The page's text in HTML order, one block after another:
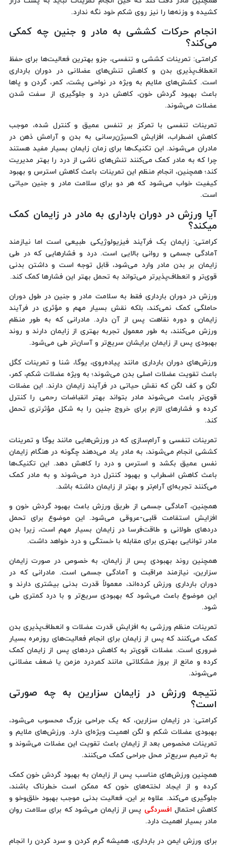
کشیده و وزنه‌ها را نیز روی شکم خود نگه ندارد.
انجام حرکات کششی به مادر و جنین چه کمکی
می‌کند؟
کرامتی: تمرینات کششی و تنفسی، جزو بهترین فعالیت‌ها برای حفظ
انعطاف‌پذیری بدن و کاهش تنش‌های عضلانی در دوران بارداری
است. کشش‌های ملایم به ویژه در نواحی پشت، کمر، گردن و پاها
باعث بهبود گردش خون، کاهش درد و جلوگیری از سفت شدن
عضلات می‌شوند.
تمرینات تنفسی با تمرکز بر تنفس عمیق و کنترل شده، موجب
کاهش اضطراب، افزایش اکسیژن‌رسانی به بدن و آرامش ذهن در
مادران می‌شوند. این تکنیک‌ها برای زمان زایمان بسیار مفید هستند
چرا که به مادر کمک می‌کنند تنش‌های ناشی از درد را بهتر مدیریت
کند؛ همچنین، انجام منظم این تمرینات باعث کاهش استرس و بهبود
کیفیت خواب می‌شود که هر دو برای سلامت مادر و جنین حیاتی
است.
آیا ورزش در دوران بارداری به مادر در زایمان کمک
میکند؟
کرامتی: زایمان یک فرآیند فیزیولوژیکی طبیعی است اما نیازمند
آمادگی جسمی و روانی بالایی است. درد و فشارهایی که در طی
زایمان بر بدن مادر وارد می‌شود، قابل توجه است و داشتن بدنی
قوی‌تر و انعطاف‌پذیرتر می‌تواند به تحمل بهتر این فشارها کمک کند.
ورزش در دوران بارداری فقط به سلامت مادر و جنین در طول دوران
حاملگی کمک نمی‌کند، بلکه نقش بسیار مهم و مؤثری در فرآیند
زایمان و دوره نقاهت پس از آن دارد. مادرانی که به طور منظم
ورزش می‌کنند، به طور معمول تجربه بهتری از زایمان دارند و روند
بهبودی پس از زایمان برایشان سریع‌تر و آسان‌تر طی می‌شود.
ورزش‌های دوران بارداری مانند پیاده‌روی، یوگا، شنا و تمرینات کگل
باعث تقویت عضلات اصلی بدن می‌شوند؛ به ویژه عضلات شکم، کمر،
لگن و کف لگن که نقش حیاتی در فرآیند زایمان دارند. این عضلات
قوی‌تر باعث می‌شوند مادر بتواند بهتر انقباضات رحمی را کنترل
کرده و فشارهای لازم برای خروج جنین را به شکل مؤثرتری تحمل
کند.
تمرینات تنفسی و آرام‌سازی که در ورزش‌هایی مانند یوگا و تمرینات
کششی انجام می‌شوند، به مادر یاد می‌دهند چگونه در هنگام زایمان
نفس عمیق بکشد و استرس و درد را کاهش دهد. این تکنیک‌ها
باعث کاهش اضطراب و بهبود کنترل درد می‌شوند و به مادر کمک
می‌کنند تجربه‌ای آرام‌تر و بهتر از زایمان داشته باشد.
همچنین، آمادگی جسمی از طریق ورزش باعث بهبود گردش خون و
افزایش استقامت قلبی-عروقی می‌شود. این موضوع برای تحمل
دردهای طولانی و طاقت‌فرسا در زایمان بسیار مهم است، زیرا بدن
مادر توانایی بهتری برای مقابله با خستگی و درد خواهد داشت.
همچنین روند بهبودی پس از زایمان، به خصوص در صورت زایمان
سزارین، نیازمند مراقبت و آمادگی جسمی است. مادرانی که در
دوران بارداری ورزش کرده‌اند، معمولاً قدرت بدنی بیشتری دارند و
این موضوع باعث می‌شود که بهبودی سریع‌تر و با درد کمتری طی
شود.
تمرینات منظم ورزشی به افزایش قدرت عضلات و انعطاف‌پذیری بدن
کمک می‌کنند که پس از زایمان برای انجام فعالیت‌های روزمره بسیار
ضروری است. عضلات قوی‌تر به کاهش دردهای پس از زایمان کمک
کرده و مانع از بروز مشکلاتی مانند کمردرد مزمن یا ضعف عضلانی
می‌شوند.
نتیجه ورزش در زایمان سزارین به چه صورتی
است؟
کرامتی: در زایمان سزارین، که یک جراحی بزرگ محسوب می‌شود،
بهبودی عضلات شکم و لگن اهمیت ویژه‌ای دارد. ورزش‌های ملایم و
تمرینات مخصوص بعد از زایمان باعث تقویت این عضلات می‌شوند و
به ترمیم سریع‌تر محل جراحی کمک می‌کنند.
همچنین ورزش‌های مناسب پس از زایمان به بهبود گردش خون کمک
کرده و از ایجاد لخته‌های خون که ممکن است خطرناک باشند،
جلوگیری می‌کند. علاوه بر این، فعالیت بدنی موجب بهبود خلق‌وخو و
کاهش احتمال افسردگی پس از زایمان می‌شود که برای سلامت روان
مادر بسیار اهمیت دارد.
برای ورزش ایمن در بارداری، همیشه گرم کردن و سرد کردن را انجام